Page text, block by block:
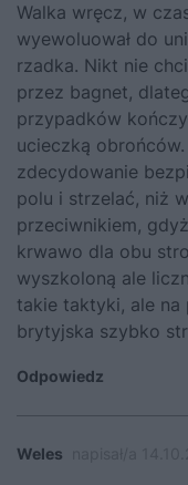
Walka wręcz, w
wyewoluował do
rzadka. Nikt nie
przez bagnet,
przypadków
ucieczką
zdecydowanie
polu i strzelać, niż
przeciwnikiem,
krwawo dla obu
wyszkoloną ale
takie taktyki, ale na
brytyjska szybko
Odpowiedz
Weles